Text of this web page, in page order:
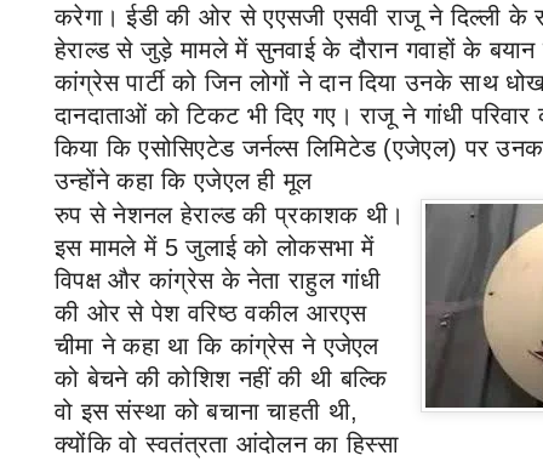
करेगा। ईडी की ओर से एएसजी एसवी राजू ने दिल्ली के
हेराल्ड से जुड़े मामले में सुनवाई के दौरान गवाहों के
कांग्रेस पार्टी को जिन लोगों ने दान दिया उनके साथ
दानदाताओं को टिकट भी दिए गए। राजू ने गांधी
किया कि एसोसिएटेड जर्नल्स लिमिटेड (एजेएल) पर
उन्होंने कहा कि एजेएल ही मूल
रुप से नेशनल हेराल्ड की प्रकाशक थी।
इस मामले में 5जुलाई को लोकसभा में
विपक्ष और कांग्रेस के नेता राहुल गांधी
की ओर से पेश वरिष्ठ वकील आरएस
चीमा ने कहा था कि कांग्रेस ने एजेएल
को बेचने की कोशिश नहीं की थी बल्कि
वो इस संस्था को बचाना चाहती थी,
क्योंकि वो स्वतंत्रता आंदोलन का हिस्सा